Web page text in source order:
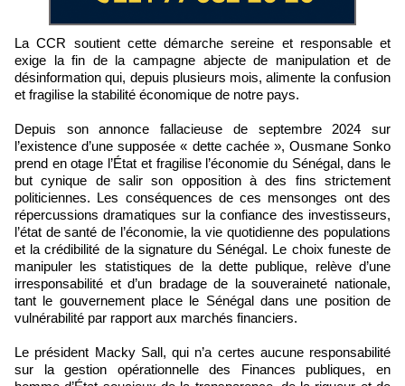
La CCR soutient cette démarche sereine et responsable et
exige la fin de la campagne abjecte de manipulation et de
désinformation qui, depuis plusieurs mois, alimente la confusion
et fragilise la stabilité économique de notre pays.
Depuis son annonce fallacieuse de septembre 2024 sur
l’existence d’une supposée « dette cachée », Ousmane Sonko
prend en otage l’État et fragilise l’économie du Sénégal, dans le
but cynique de salir son opposition à des fins strictement
politiciennes. Les conséquences de ces mensonges ont des
répercussions dramatiques sur la confiance des investisseurs,
l’état de santé de l’économie, la vie quotidienne des populations
et la crédibilité de la signature du Sénégal. Le choix funeste de
manipuler les statistiques de la dette publique, relève d’une
irresponsabilité et d’un bradage de la souveraineté nationale,
tant le gouvernement place le Sénégal dans une position de
vulnérabilité par rapport aux marchés financiers.
Le président Macky Sall, qui n’a certes aucune responsabilité
sur la gestion opérationnelle des Finances publiques, en